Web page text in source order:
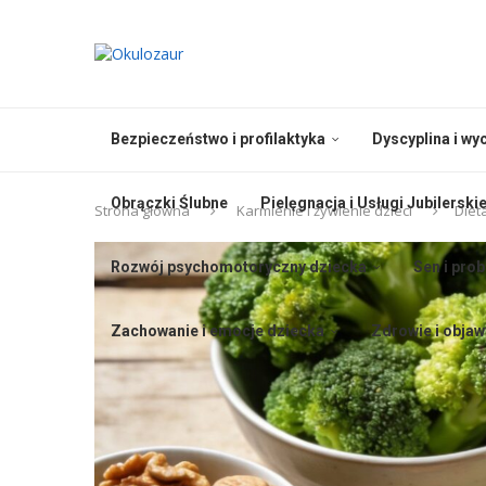
Bezpieczeństwo i profilaktyka Dyscyplina i
Obrączki Ślubne Pielęgnacja i Usługi Jubilerskie
Rozwój psychomotoryczny dziecka Sen i
Zachowanie i emocje dziecka Zdrowie i
Strona główna Karmienie i żywienie dzieci